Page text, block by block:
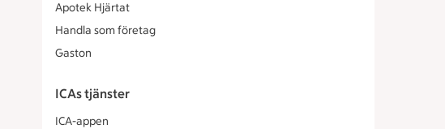
Apotek Hjärtat
Handla som företag
Gaston
ICAs tjänster
ICA-appen